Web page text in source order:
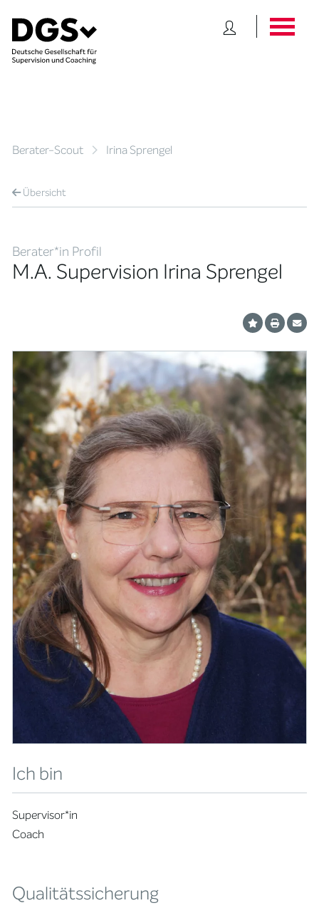
Berater-Scout Irina Sprengel
Übersicht
Berater*in Profil
M.A. Supervision Irina Sprengel
Ich bin
Supervisor*in
Coach
Qualitätssicherung